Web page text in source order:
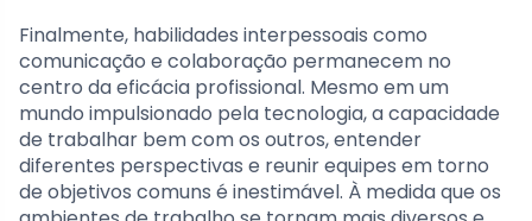
Finalmente, habilidades interpessoais como
comunicação e colaboração permanecem no
centro da eficácia profissional. Mesmo em um
mundo impulsionado pela tecnologia, a capacidade
de trabalhar bem com os outros, entender
diferentes perspectivas e reunir equipes em torno
de objetivos comuns é inestimável. À medida que os